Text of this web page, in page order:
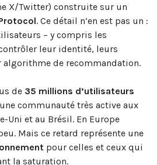
X/Twitter) construite sur un
. Ce détail n’en est pas un :
– y compris les
leur identité, leurs
algorithme de recommandation.
de 35 millions d’utilisateurs
communauté très active aux
Uni et au Brésil. En Europe
Mais ce retard représente une
pour celles et ceux qui
la saturation.